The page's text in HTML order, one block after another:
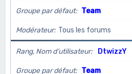
Groupe par défaut Team
Modérateur Tous les forums
Rang, Nom d’utilisateur DtwizzY
Groupe par défaut Team